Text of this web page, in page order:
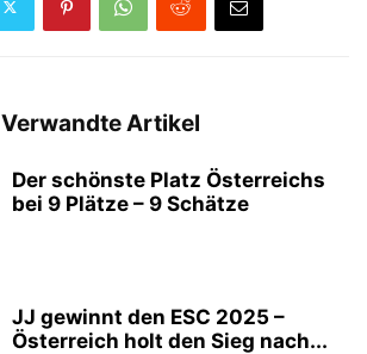
Verwandte Artikel
Der schönste Platz Österreichs
bei 9 Plätze – 9 Schätze
JJ gewinnt den ESC 2025 –
Österreich holt den Sieg nach...